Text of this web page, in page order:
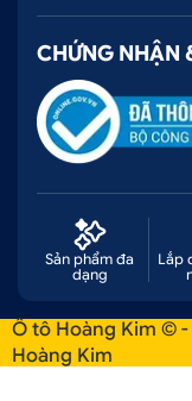
Dán đổi màu
lớp sơn gốc
CHỨNG NHẬN
Sản phẩm đa
dạng
Lắp
Ô tô Hoàng Kim ©
Hoàng Kim